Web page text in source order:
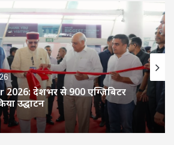
2026: देशभर से 900 एग्ज़िबिटर
उद्घाटन